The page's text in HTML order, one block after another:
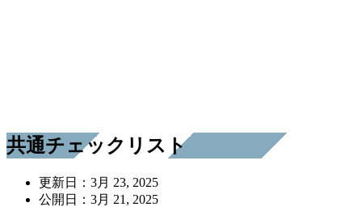
共通チェックリスト
更新日： 3月 23, 2025
公開日： 3月 21, 2025